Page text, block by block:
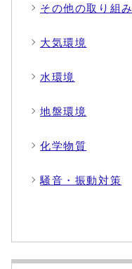
その他の取り組み
大気環境
水環境
地盤環境
化学物質
騒音・振動対策